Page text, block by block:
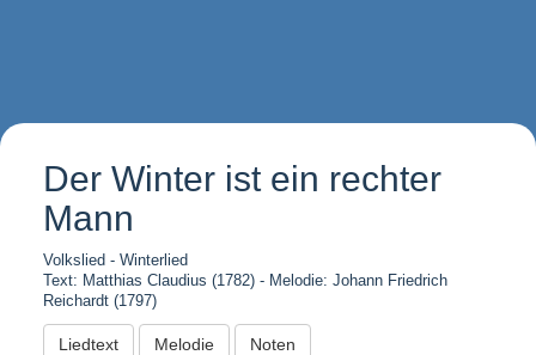
Der Winter ist ein rechter
Mann
Volkslied - Winterlied
Text: Matthias Claudius (1782) - Melodie: Johann Friedrich
Reichardt (1797)
Liedtext Melodie Noten